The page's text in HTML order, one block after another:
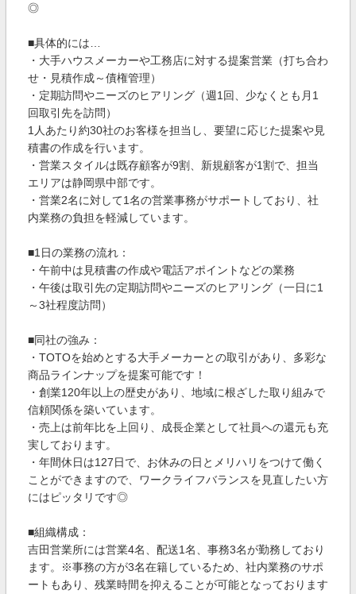
◎
■具体的には…
・大手ハウスメーカーや工務店に対する提案営業（打ち合わ
せ・見積作成～債権管理）
・定期訪問やニーズのヒアリング（週1回、少なくとも月1
回取引先を訪問）
1人あたり約30社のお客様を担当し、要望に応じた提案や見
積書の作成を行います。
・営業スタイルは既存顧客が9割、新規顧客が1割で、担当
エリアは静岡県中部です。
・営業2名に対して1名の営業事務がサポートしており、社
内業務の負担を軽減しています。
■1日の業務の流れ：
・午前中は見積書の作成や電話アポイントなどの業務
・午後は取引先の定期訪問やニーズのヒアリング（一日に1
～3社程度訪問）
■同社の強み：
・TOTOを始めとする大手メーカーとの取引があり、多彩な
商品ラインナップを提案可能です！
・創業120年以上の歴史があり、地域に根ざした取り組みで
信頼関係を築いています。
・売上は前年比を上回り、成長企業として社員への還元も充
実しております。
・年間休日は127日で、お休みの日とメリハリをつけて働く
ことができますので、ワークライフバランスを見直したい方
にはピッタリです◎
■組織構成：
吉田営業所には営業4名、配送1名、事務3名が勤務しており
ます。※事務の方が3名在籍しているため、社内業務のサポ
ートもあり、残業時間を抑えることが可能となっております